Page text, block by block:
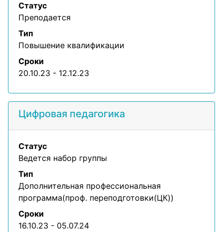
Статус
Преподается
Тип
Повышение квалификации
Сроки
20.10.23 - 12.12.23
Цифровая педагогика
Статус
Ведется набор группы
Тип
Дополнительная профессиональная
программа(проф. переподготовки(ЦК))
Сроки
16.10.23 - 05.07.24